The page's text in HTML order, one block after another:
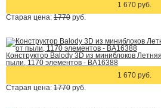
1 670 руб.
Старая цена: 1770 руб.
Конструктор Balody 3D из миниблоков
пыли, 1170 элементов - BA16388
1 670 руб.
Старая цена: 1770 руб.